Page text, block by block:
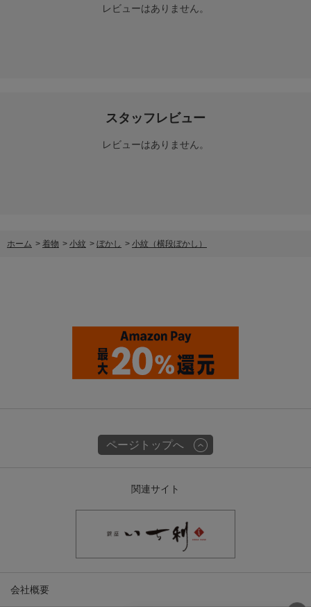
レビューはありません。
スタッフレビュー
レビューはありません。
ホーム > 着物 > 小紋 > ぼかし > 小紋（横段ぼかし）
ページトップへ
関連サイト
会社概要